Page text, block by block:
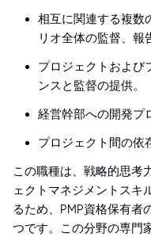
相互に関連する複数
リオ全体の監督、報
プロジェクトおよび
ンスと監督の提供。
経営幹部への開発プ
プロジェクト間の依
この職種は、戦略的思考
ェクトマネジメントスキ
るため、PMP資格保有者
つです。この分野の専門